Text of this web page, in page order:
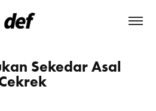
Sekedar Asal